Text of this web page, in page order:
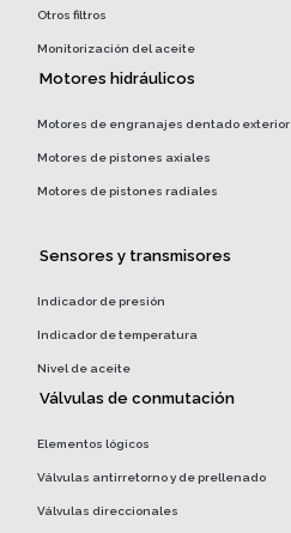
Otros filtros
Monitorización del aceite
Motores hidráulicos
Motores de engranajes dentado exterior
Motores de pistones axiales
Motores de pistones radiales
Sensores y transmisores
Indicador de presión
Indicador de temperatura
Nivel de aceite
Válvulas de conmutación
Elementos lógicos
Válvulas antirretorno y de prellenado
Válvulas direccionales